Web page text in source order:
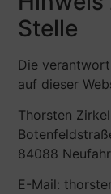
Stelle
Die
auf dieser
Thorsten Zirkel
84088
E-Mail: